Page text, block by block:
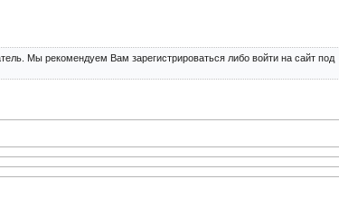
Мы рекомендуем Вам зарегистрироваться либо войти на сайт под